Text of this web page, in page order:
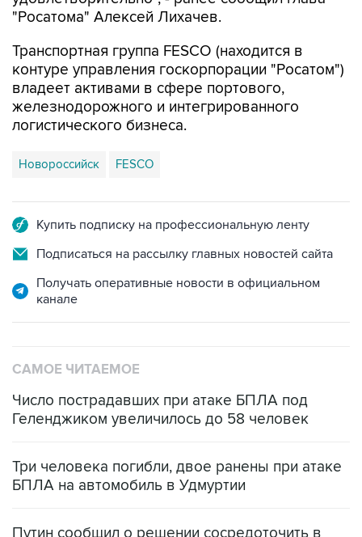
"Росатома" Алексей Лихачев.
Транспортная группа FESCO (находится в
контуре управления госкорпорации "Росатом")
владеет активами в сфере портового,
железнодорожного и интегрированного
логистического бизнеса.
Новороссийск FESCO
Купить подписку на профессиональную ленту
Подписаться на рассылку главных новостей сайта
Получать оперативные новости в официальном
канале
САМОЕ ЧИТАЕМОЕ
Число пострадавших при атаке БПЛА под
Геленджиком увеличилось до 58 человек
Три человека погибли, двое ранены при атаке
БПЛА на автомобиль в Удмуртии